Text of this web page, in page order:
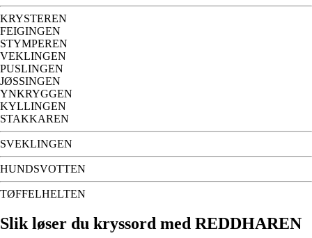
KRYSTEREN
FEIGINGEN
STYMPEREN
VEKLINGEN
PUSLINGEN
JØSSINGEN
YNKRYGGEN
KYLLINGEN
STAKKAREN
SVEKLINGEN
HUNDSVOTTEN
TØFFELHELTEN
Slik løser du kryssord med REDDHAREN